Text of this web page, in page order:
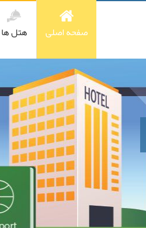
صفحه اصلی هتل ها